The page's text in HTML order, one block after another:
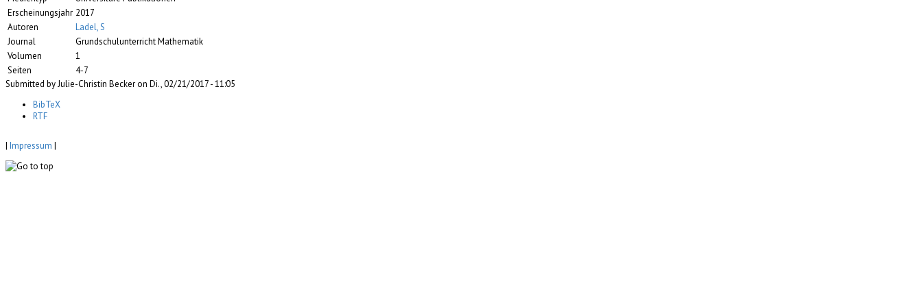
Erscheinungsjahr 2017
Autoren
Ladel, S
Journal
Grundschulunterricht Mathematik
Volumen
1
Seiten
4-7
Submitted by Julie-Christin Becker on Di., 02/21/2017 - 11:05
BibTeX
RTF
| Impressum |